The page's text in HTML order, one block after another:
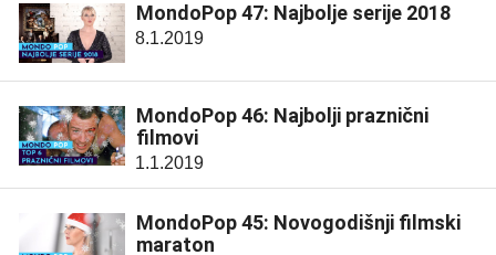
MondoPop 47: Najbolje serije 2018
8.1.2019
MondoPop 46: Najbolji praznični
filmovi
1.1.2019
MondoPop 45: Novogodišnji filmski
maraton